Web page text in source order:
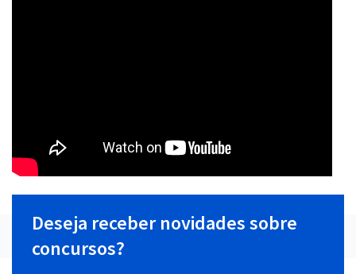
Deseja receber novidades sobre
concursos?